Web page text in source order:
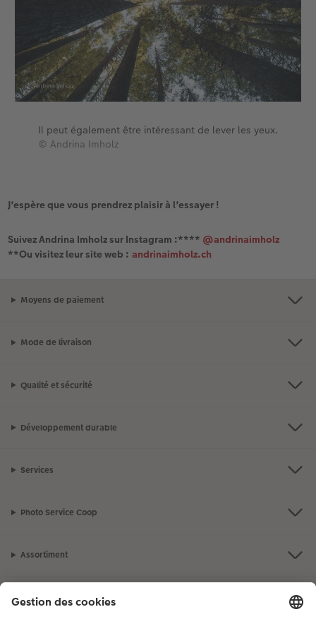
Il peut également être intéressant de lever les yeux.
© Andrina Imholz
J’espère que vous prendrez plaisir à l’essayer !
Suivez Andrina Imholz sur Instagram :**** @andrinaimholz
**Ou visitez leur site web : andrinaimholz.ch
Moyens de paiement
Mode de livraison
Qualité et sécurité
Développement durable
Services
Photo Service Coop
Assortiment
Notre sélection